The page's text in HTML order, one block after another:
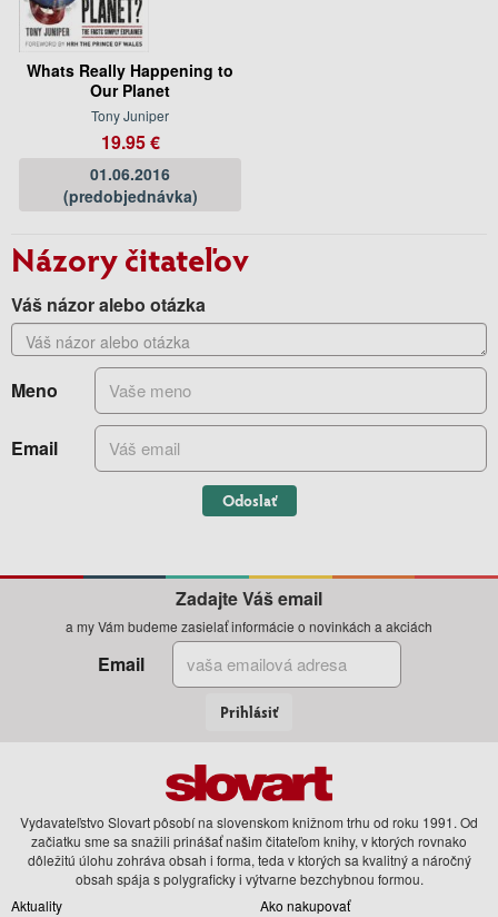
Whats Really Happening to
Our Planet
Tony Juniper
19.95 €
01.06.2016
(predobjednávka)
Názory čitateľov
Váš názor alebo otázka
Meno
Email
Odoslať
Zadajte Váš email
a my Vám budeme zasielať informácie o novinkách a akciách
Email
Prihlásiť
Vydavateľstvo Slovart pôsobí na slovenskom knižnom trhu od roku 1991. Od
začiatku sme sa snažili prinášať našim čitateľom knihy, v ktorých rovnako
dôležitú úlohu zohráva obsah i forma, teda v ktorých sa kvalitný a náročný
obsah spája s polygraficky i výtvarne bezchybnou formou.
Aktuality
Ako nakupovať